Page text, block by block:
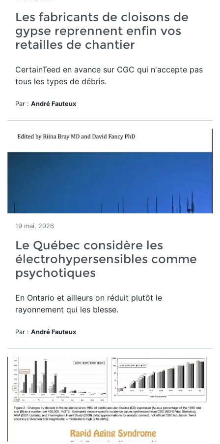
Les fabricants de cloisons de
gypse reprennent enfin vos
retailles de chantier
CertainTeed en avance sur CGC qui n'accepte pas
tous les types de débris.
Par : André Fauteux
19 mai, 2026
Le Québec considère les
électrohypersensibles comme
psychotiques
En Ontario et ailleurs on réduit plutôt le
rayonnement qui les blesse.
Par : André Fauteux